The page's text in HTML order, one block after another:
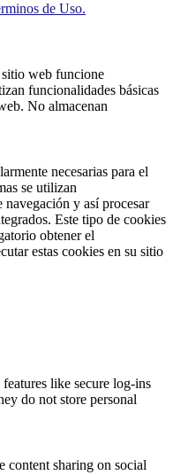
de Uso.
sitio web funcione
funcionalidades básicas
No almacenan
necesarias para el
se utilizan
y así procesar
Este tipo de cookies
obtener el
estas cookies en su sitio
like secure log-ins
do not store personal
content sharing on social